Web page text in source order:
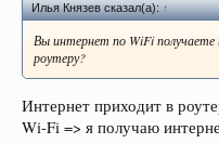
Илья Князев сказал(а):↑
Вы интернет по WiFi
роутеру?
Интернет приходит в
Wi-Fi => я получаю